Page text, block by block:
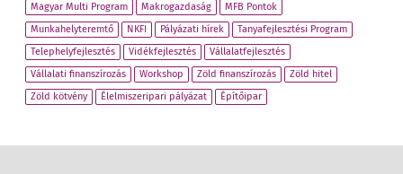
Magyar Multi Program
Makrogazdaság
MFB Pontok
Munkahelyteremtő
NKFI Pályázati hírek
Tanyafejlesztési Program
Telephelyfejlesztés
Vidékfejlesztés
Vállalatfejlesztés
Vállalati finanszírozás
Workshop Zöld finanszírozás
Zöld hitel
Zöld kötvény
Élelmiszeripari pályázat Építőipar